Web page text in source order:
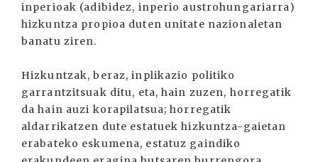
inperioak (adibidez, inperio austrohungariarra)
hizkuntza propioa duten unitate nazionaletan
banatu ziren.
Hizkuntzak, beraz, inplikazio politiko
garrantzitsuak ditu, eta, hain zuzen, horregatik
da hain auzi korapilatsua; horregatik
aldarrikatzen dute estatuek hizkuntza-gaietan
erabateko eskumena, estatuz gaindiko